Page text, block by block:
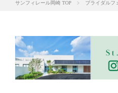
また、委託先会社の選定に当り
かを確認した上で 、個人情報に
ことで、適切な安全管理措置を
【3】第三者への個人情報の提供
サンフィレール岡崎 TOP ブライダルフ